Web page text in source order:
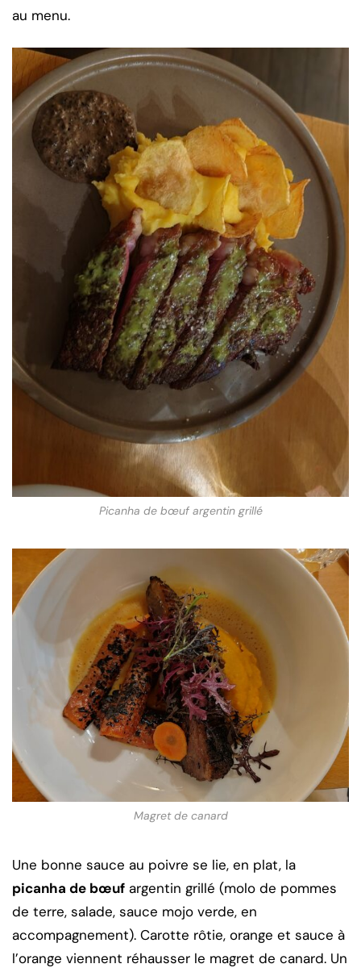
au menu.
Picanha de bœuf argentin grillé
Magret de canard
Une bonne sauce au poivre se lie, en plat, la
picanha de bœuf argentin grillé (molo de pommes
de terre, salade, sauce mojo verde, en
accompagnement). Carotte rôtie, orange et sauce à
l’orange viennent réhausser le magret de canard. Un